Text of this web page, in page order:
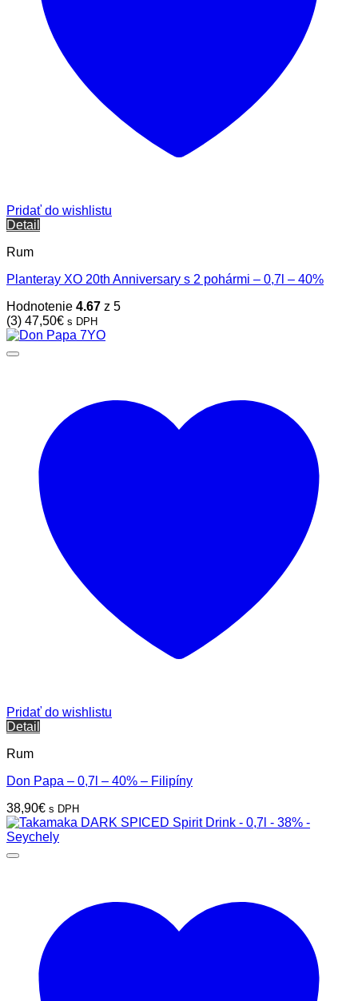
Pridať do wishlistu
Detail
Rum
Planteray XO 20th Anniversary s 2 pohármi – 0,7l – 40%
Hodnotenie 4.67 z 5
(3) 47,50€ s DPH
Pridať do wishlistu
Detail
Rum
Don Papa – 0,7l – 40% – Filipíny
38,90€ s DPH